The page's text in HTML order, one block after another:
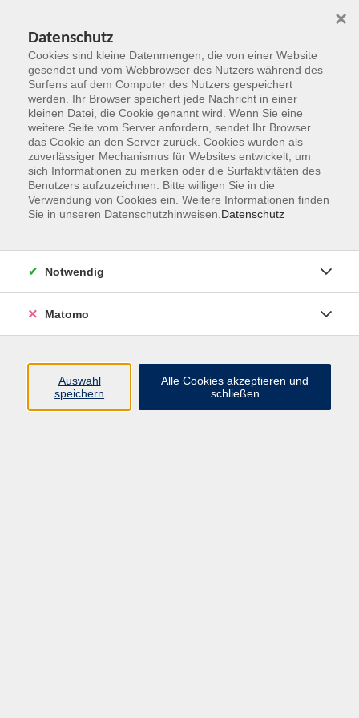
Zum Hauptinhalt springen
Der Kurs konnte nicht gefunden werden.
Erich-Kästner-Str. 5
65232 Taunusstein
info@vhs-rtk.de
Tel: 06128-92770
Datenschutz
Cookies sind kleine Datenmengen, die von einer Website
gesendet und vom Webbrowser des Nutzers während des
Surfens auf dem Computer des Nutzers gespeichert
werden. Ihr Browser speichert jede Nachricht in einer
kleinen Datei, die Cookie genannt wird. Wenn Sie eine
weitere Seite vom Server anfordern, sendet Ihr Browser
das Cookie an den Server zurück. Cookies wurden als
zuverlässiger Mechanismus für Websites entwickelt, um
sich Informationen zu merken oder die Surfaktivitäten des
Benutzers aufzuzeichnen. Bitte willigen Sie in die
Verwendung von Cookies ein. Weitere Informationen finden
Sie in unseren Datenschutzhinweisen. Datenschutz
×
Notwendig
Matomo
Auswahl
speichern
Alle Cookies akzeptieren und
schließen